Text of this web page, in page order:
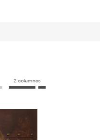
2 columnas